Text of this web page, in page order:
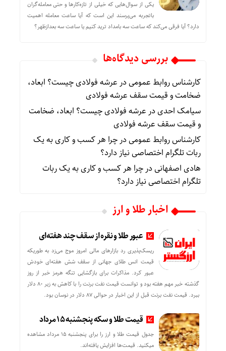
یکی از سوال‌هایی که خیلی از تازه‌کارها و حتی معامله‌گران
باتجربه می‌پرسند این است که آیا ساعت معامله اهمیت
دارد؟ آیا فرقی می‌کند که ساعت سه بامداد ترید کنیم یا ساعت سه بعدازظهر؟
بررسی دیدگاه‌ها
کارشناس روابط عمومیدر عرشه فولادی چیست؟ ابعاد،
ضخامت و قیمت سقف عرشه فولادی
سیامک احدیدر عرشه فولادی چیست؟ ابعاد، ضخامت
و قیمت سقف عرشه فولادی
کارشناس روابط عمومیدرچرا هر کسب‌ و کاری به یک
ربات تلگرام اختصاصی نیاز دارد؟
هادی اصفهانیدرچرا هر کسب‌ و کاری به یک ربات
تلگرام اختصاصی نیاز دارد؟
اخبار طلا و ارز
عبور طلا و نقره از سقف چند هفته‌ای
ریسک‌پذیری رد بازارهای مالی امروز موج می‌زد به طوریکه
قیمت انس طلای جهانی از سقف شش هفته‌ای خودش
عبور کرد. مذاکرات برای بازگشایی تنگه هرمز خبر از روز
گذشته خبر مهم هفته بود و توانست قیمت نفت برنت را با کاهش به زیر 80 دلار
ببرد. قیمت نفت برنت قبل از این اخبار در حوالی 87 دلار در نوسان بود.
قیمت طلا و سکه پنجشنبه 15 مرداد
جدول قیمت طلا و ارز را برای پنجشنبه 15 مرداد مشاهده
میکنید. قیمت‌ها افزایش یافته‌اند.